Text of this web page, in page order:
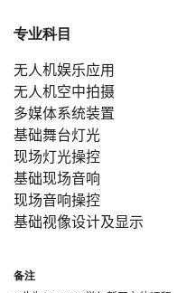
专业科目
无人机娱乐应用
无人机空中拍摄
多媒体系统装置
基础舞台灯光
现场灯光操控
基础现场音响
现场音响操控
基础视像设计及显示
备注